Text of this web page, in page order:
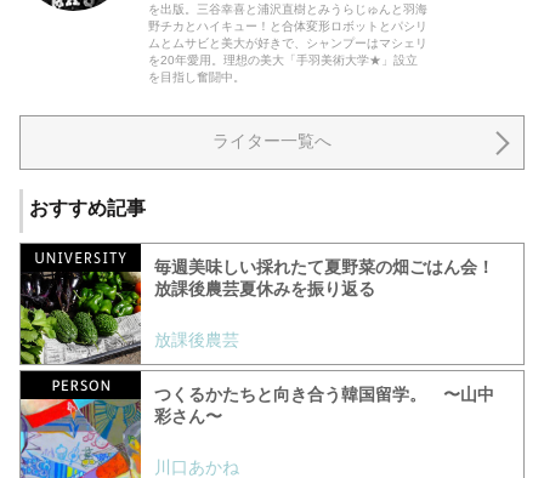
を出版。三谷幸喜と浦沢直樹とみうらじゅんと羽海
野チカとハイキュー！と合体変形ロボットとパシリ
ムとムサビと美大が好きで、シャンプーはマシェリ
を20年愛用。理想の美大「手羽美術大学★」設立
を目指し奮闘中。
ライター一覧へ
おすすめ記事
毎週美味しい採れたて夏野菜の畑ごはん会！
放課後農芸夏休みを振り返る
放課後農芸
つくるかたちと向き合う韓国留学。 〜山中
彩さん〜
川口あかね